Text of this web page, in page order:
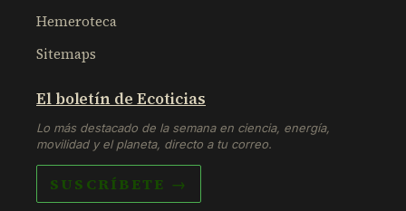
Hemeroteca
Sitemaps
El boletín de Ecoticias
Lo más destacado de la semana en ciencia, energía,
movilidad y el planeta, directo a tu correo.
SUSCRÍBETE →